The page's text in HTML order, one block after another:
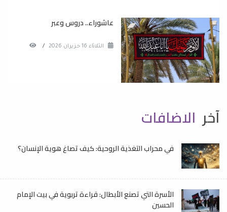
عاشوراء.. دروس وعبر
الثلاثاء 16 حزيران 2026 /
آخر الاضافات
في محراب التغذية الروحية: كيف تصاغ هوية الإنسان؟
الأسرة التي تصنع الأبطال: قراءة تربوية في بيت الإمام
الحسين